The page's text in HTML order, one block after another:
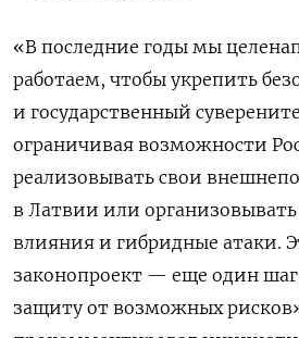
«В последние годы мы
работаем, чтобы укрепить
и государственный
ограничивая возможности
реализовывать свои
в Латвии или
влияния и гибридные атаки.
законопроект — еще один
защиту от возможных